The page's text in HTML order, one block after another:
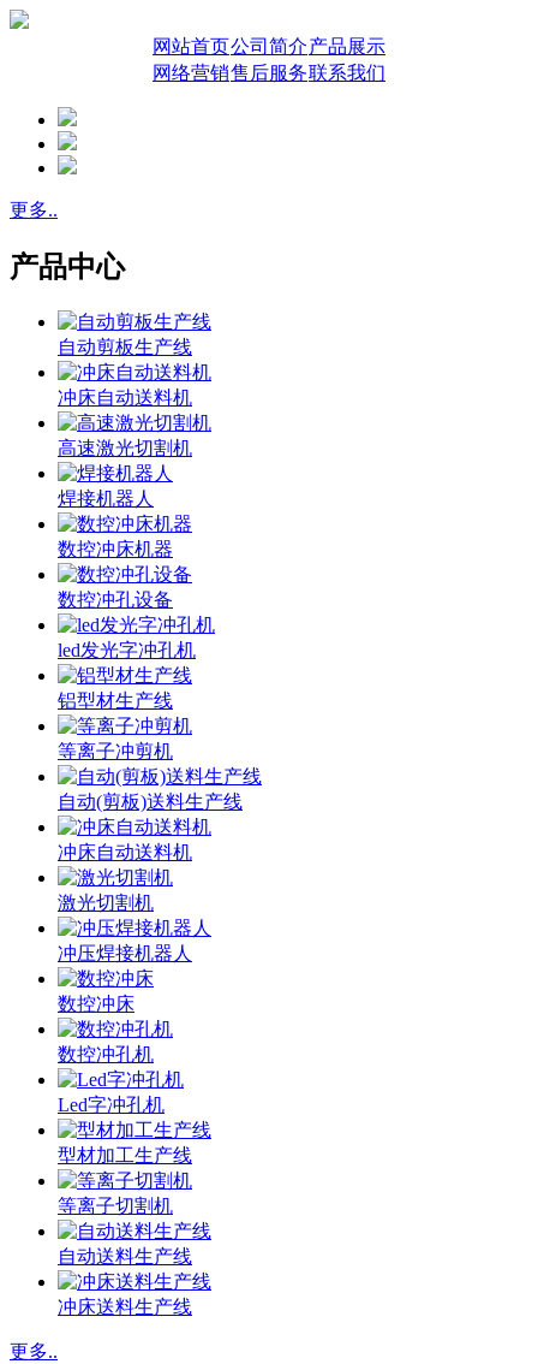
网站首页公司简介产品展示
网络营销售后服务联系我们
更多..
产品中心
自动剪板生产线
冲床自动送料机
高速激光切割机
焊接机器人
数控冲床机器
数控冲孔设备
led发光字冲孔机
铝型材生产线
等离子冲剪机
自动(剪板)送料生产线
冲床自动送料机
激光切割机
冲压焊接机器人
数控冲床
数控冲孔机
Led字冲孔机
型材加工生产线
等离子切割机
自动送料生产线
冲床送料生产线
更多..